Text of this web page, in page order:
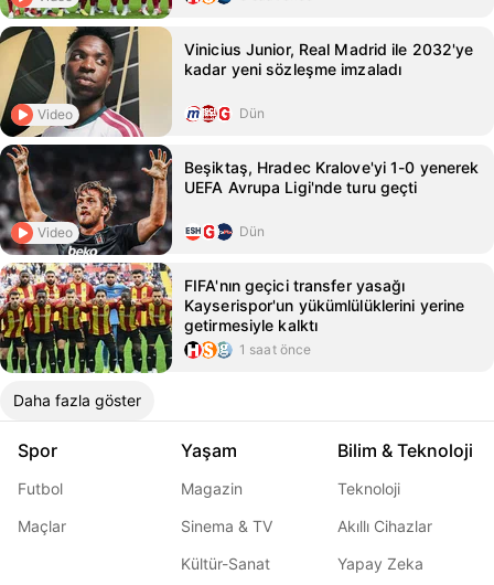
Video
Vinicius Junior, Real Madrid ile 2032'ye
kadar yeni sözleşme imzaladı
Dün
Video
Beşiktaş, Hradec Kralove'yi 1-0 yenerek
UEFA Avrupa Ligi'nde turu geçti
Dün
FIFA'nın geçici transfer yasağı
Kayserispor'un yükümlülüklerini yerine
getirmesiyle kalktı
1 saat önce
Daha fazla göster
Spor
Futbol
Maçlar
Yaşam
Magazin
Sinema & TV
Kültür-Sanat
Bilim & Teknoloji
Teknoloji
Akıllı Cihazlar
Yapay Zeka